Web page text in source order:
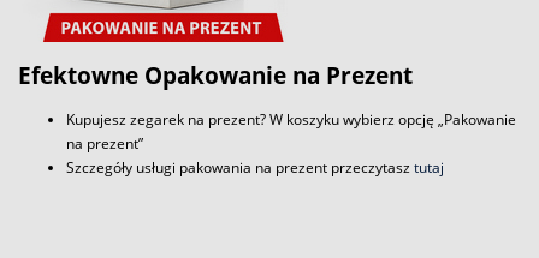
Efektowne Opakowanie na Prezent
Kupujesz zegarek na prezent? W koszyku wybierz opcję „Pakowanie
na prezent”
Szczegóły usługi pakowania na prezent przeczytasztutaj